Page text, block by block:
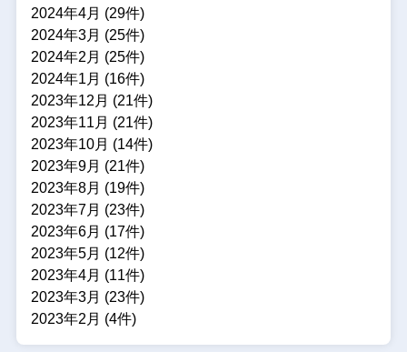
2024年4月 (29件)
2024年3月 (25件)
2024年2月 (25件)
2024年1月 (16件)
2023年12月 (21件)
2023年11月 (21件)
2023年10月 (14件)
2023年9月 (21件)
2023年8月 (19件)
2023年7月 (23件)
2023年6月 (17件)
2023年5月 (12件)
2023年4月 (11件)
2023年3月 (23件)
2023年2月 (4件)